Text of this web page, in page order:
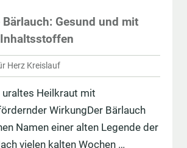
Gesund und mit
Herz Kreislauf
uraltes Heilkraut mit
WirkungDer Bärlauch
Namen einer alten Legende der
vielen kalten Wochen …